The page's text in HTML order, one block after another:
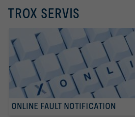
TROX SERVIS
ONLINE FAULT NOTIFICATION